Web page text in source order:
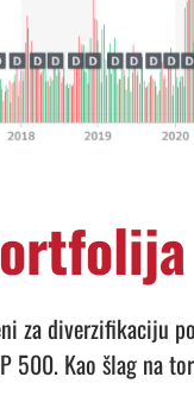
za diverzifikaciju
500. Kao šlag na